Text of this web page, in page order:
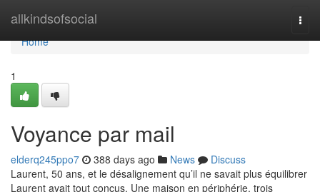
allkindsofsocial
Home
Home
1
Voyance par mail
elderq245ppo7 388 days ago News
Discuss
Laurent, 50 ans, et le désalignement qu’il ne savait plus équilibrer
Laurent avait tout conçus. Une maison en périphérie, trois